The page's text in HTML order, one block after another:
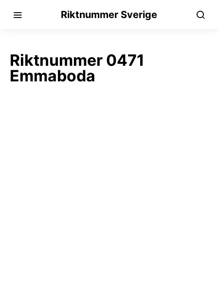
Riktnummer Sverige
Riktnummer 0471
Emmaboda